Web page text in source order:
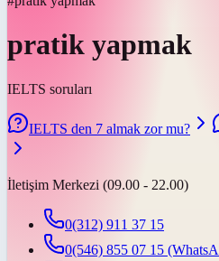
pratik yapmak
IELTS soruları
IELTS den 7 almak zor mu?
İletişim Merkezi (09.00 - 22.00)
0(312) 911 37 15
0(546) 855 07 15